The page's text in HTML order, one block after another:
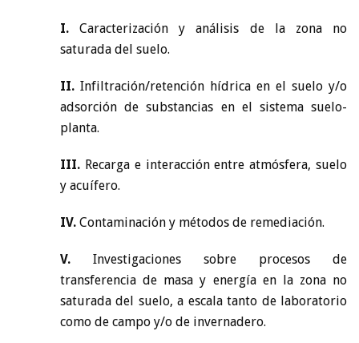
I. Caracterización y análisis de la zona no
saturada del suelo.
II. Infiltración/retención hídrica en el suelo y/o
adsorción de substancias en el sistema suelo-
planta.
III. Recarga e interacción entre atmósfera, suelo
y acuífero.
IV. Contaminación y métodos de remediación.
V. Investigaciones sobre procesos de
transferencia de masa y energía en la zona no
saturada del suelo, a escala tanto de laboratorio
como de campo y/o de invernadero.